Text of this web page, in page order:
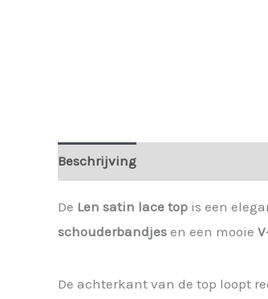
Beschrijving
De Len satin lace top is een
schouderbandjes en een mooie
De achterkant van de top loopt